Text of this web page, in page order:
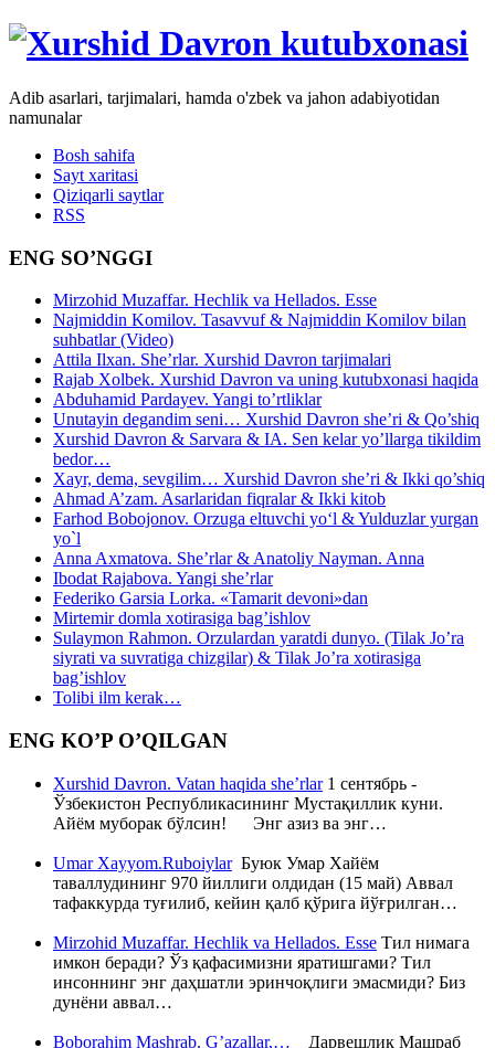
Adib asarlari, tarjimalari, hamda o'zbek va jahon adabiyotidan
namunalar
Bosh sahifa
Sayt xaritasi
Qiziqarli saytlar
RSS
ENG SO’NGGI
Mirzohid Muzaffar. Hechlik va Hellados. Esse
Najmiddin Komilov. Tasavvuf & Najmiddin Komilov bilan
suhbatlar (Video)
Attila Ilxan. She’rlar. Xurshid Davron tarjimalari
Rajab Xolbek. Xurshid Davron va uning kutubxonasi haqida
Abduhamid Pardayev. Yangi to’rtliklar
Unutayin degandim seni… Xurshid Davron she’ri & Qo’shiq
Xurshid Davron & Sarvara & IA. Sen kelar yo’llarga tikildim
bedor…
Xayr, dema, sevgilim… Xurshid Davron she’ri & Ikki qo’shiq
Ahmad A’zam. Asarlaridan fiqralar & Ikki kitob
Farhod Bobojonov. Orzuga eltuvchi yo‘l & Yulduzlar yurgan
yo`l
Anna Axmatova. She’rlar & Anatoliy Nayman. Anna
Ibodat Rajabova. Yangi she’rlar
Federiko Garsia Lorka. «Tamarit devoni»dan
Mirtemir domla xotirasiga bag’ishlov
Sulaymon Rahmon. Orzulardan yaratdi dunyo. (Tilak Jo’ra
siyrati va suvratiga chizgilar) & Tilak Jo’ra xotirasiga
bag’ishlov
Tolibi ilm kerak…
ENG KO’P O’QILGAN
Xurshid Davron. Vatan haqida she’rlar1 сентябрь -
Ўзбекистон Республикасининг Мустақиллик куни.
Айём муборак бўлсин! Энг азиз ва энг…
Umar Xayyom.RuboiylarБуюк Умар Хайём
таваллудининг 970 йиллиги олдидан (15 май) Аввал
тафаккурда туғилиб, кейин қалб қўрига йўғрилган…
Mirzohid Muzaffar. Hechlik va Hellados. Esse Тил нимага
имкон беради? Ўз қафасимизни яратишгами? Тил
инсоннинг энг даҳшатли эринчоқлиги эмасмиди? Биз
дунёни аввал…
Boborahim Mashrab. G’azallar,… Дарвешлик Машраб